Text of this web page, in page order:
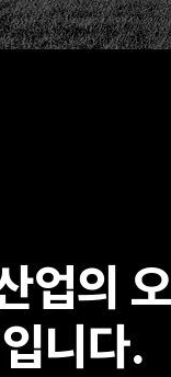
업의
니다.